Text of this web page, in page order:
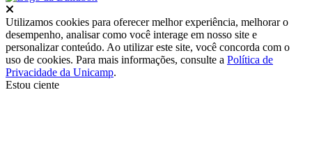
Utilizamos cookies para oferecer melhor experiência, melhorar o
desempenho, analisar como você interage em nosso site e
personalizar conteúdo. Ao utilizar este site, você concorda com o
uso de cookies. Para mais informações, consulte a Política de
Privacidade da Unicamp.
Estou ciente